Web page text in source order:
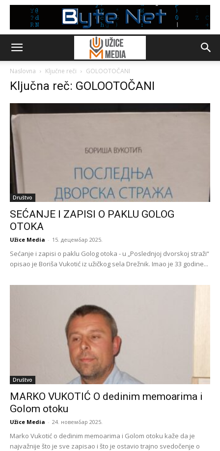
Naslovna Ključne reči GOLOOTOČANI
Ključna reč: GOLOOTOČANI
Društvo
SEĆANJE I ZAPISI O PAKLU GOLOG
OTOKA
Užice Media - 15. децембар 2025.
Sećanje i zapisi o paklu Golog otoka - u „Poslednjoj dvorskoj straži“
opisao je Boriša Vukotić iz užičkog sela Drežnik. Imao je 33 godine...
Društvo
MARKO VUKOTIĆ O dedinim memoarima i
Golom otoku
Užice Media - 24. новембар 2025.
Marko Vukotić o dedinim memoarima i Golom otoku kaže da je
najvažnije što je sve zapisao i što je ostavio trajno svedočenje o